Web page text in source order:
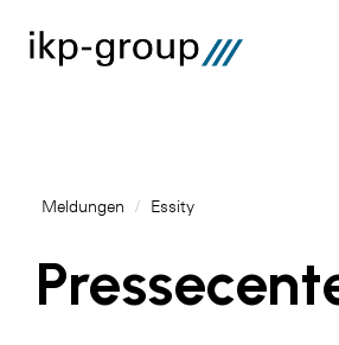
AKTUELLES
Meldungen / Essity